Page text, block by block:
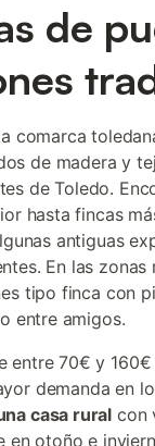
de
comarca
de madera y
de Toledo.
hasta fincas
antiguas
En las
tipo finca con
entre amigos.
entre 70€ y
demanda en
casa rural con
en otoño e